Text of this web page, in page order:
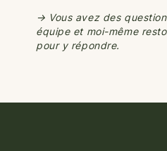
→ Vous avez des
équipe et moi-même
pour y répondre.